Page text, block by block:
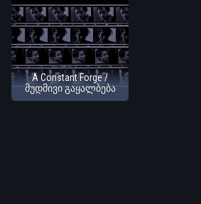
A Constant Forge /
მუდმივი გაყალბება